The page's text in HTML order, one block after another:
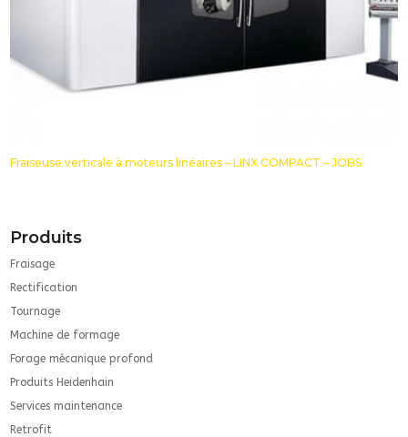
Fraiseuse verticale à moteurs linéaires – LINX COMPACT – JOBS
Produits
Fraisage
Rectification
Tournage
Machine de formage
Forage mécanique profond
Produits Heidenhain
Services maintenance
Retrofit